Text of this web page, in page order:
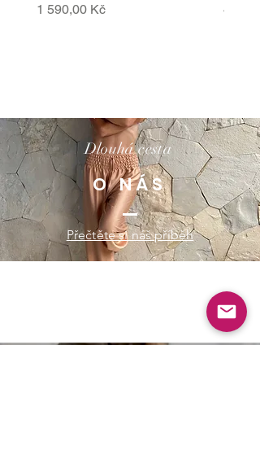
Cena
1 590,00 Kč
Cena
Dlouhá cesta
O NÁS
Přečtěte si náš příběh